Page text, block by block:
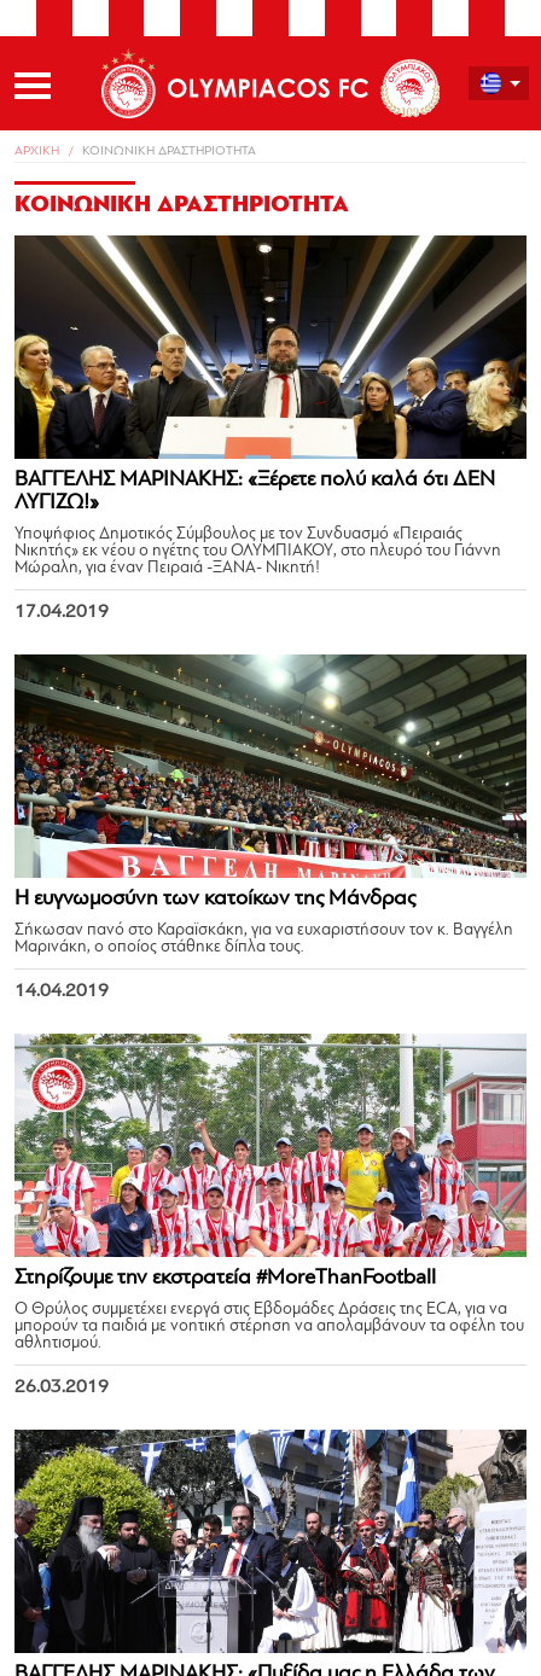
ΑΡΧΙΚΗ ΚΟΙΝΩΝΙΚΗ ΔΡΑΣΤΗΡΙΟΤΗΤΑ
ΚΟΙΝΩΝΙΚΗ ΔΡΑΣΤΗΡΙΟΤΗΤΑ
ΒΑΓΓΕΛΗΣ ΜΑΡΙΝΑΚΗΣ: «Ξέρετε πολύ καλά ότι ΔΕΝ
ΛΥΓΙΖΩ!»
Υποψήφιος Δημοτικός Σύμβουλος με τον Συνδυασμό «Πειραιάς
Νικητής» εκ νέου ο ηγέτης του ΟΛΥΜΠΙΑΚΟΥ, στο πλευρό του Γιάννη
Μώραλη, για έναν Πειραιά -ΞANA- Νικητή!
17.04.2019
Η ευγνωμοσύνη των κατοίκων της Μάνδρας
Σήκωσαν πανό στο Καραϊσκάκη, για να ευχαριστήσουν τον κ. Βαγγέλη
Μαρινάκη, ο οποίος στάθηκε δίπλα τους.
14.04.2019
Στηρίζουμε την εκστρατεία #MoreThanFootball
Ο Θρύλος συμμετέχει ενεργά στις Εβδομάδες Δράσεις της ECA, για να
μπορούν τα παιδιά με νοητική στέρηση να απολαμβάνουν τα οφέλη του
αθλητισμού.
26.03.2019